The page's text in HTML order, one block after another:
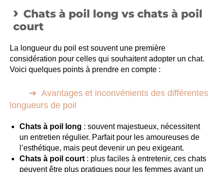
Chats à poil long vs chats à poil
court
La longueur du poil est souvent une première
considération pour celles qui souhaitent adopter un chat.
Voici quelques points à prendre en compte :
Avantages et inconvénients des différentes
longueurs de poil
Chats à poil long : souvent majestueux, nécessitent
un entretien régulier. Parfait pour les amoureuses de
l’esthétique, mais peut devenir un peu exigeant.
Chats à poil court : plus faciles à entretenir, ces chats
peuvent être plus pratiques pour les femmes ayant un